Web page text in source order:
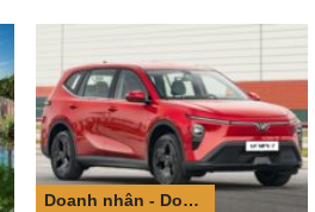
Doanh nhân - Doanh nghiệp